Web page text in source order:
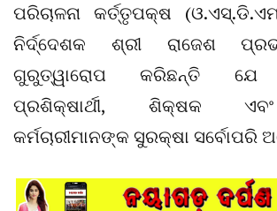
ପରିଚାଳନା କର୍ତ୍ତୃପକ୍ଷ
ନିର୍ଦ୍ଦେଶକ ଶ୍ରୀ ରାଜେଶ
ଗୁରୁତ୍ୱାରୋପ କରିଛନ୍ତି ଯେ
ପ୍ରଶିକ୍ଷାର୍ଥୀ, ଶିକ୍ଷକ
କର୍ମଚାରୀମାନଙ୍କ ସୁରକ୍ଷା ସର୍ବୋପରି